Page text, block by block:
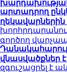
արտադրող
ղեկավարներին
գործող
վնասվածքներ
զգուշացրել է